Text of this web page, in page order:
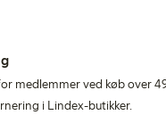
medlemmer ved køb over
i Lindex-butikker.